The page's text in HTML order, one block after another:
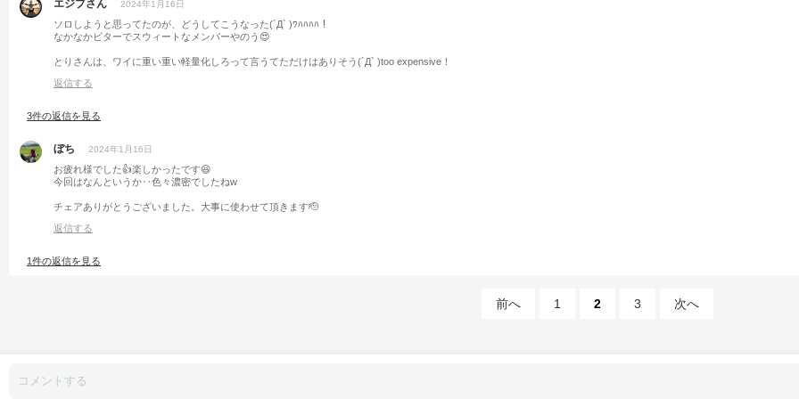
エジプさん 2024年1月16日
ソロしようと思ってたのが、どうしてこうなった(´Д` )ﾜﾊﾊﾊﾊ！
なかなかビターでスウィートなメンバーやのう😍
とりさんは、ワイに重い重い軽量化しろって言うてただけはありそう(´Д` )too expensive！
返信する
3件の返信を見る
ぼち 2024年1月16日
お疲れ様でした👍楽しかったです😆
今回はなんというか‥色々濃密でしたねw
チェアありがとうございました。大事に使わせて頂きます🫡
返信する
1件の返信を見る
前へ 1 2 3 次へ